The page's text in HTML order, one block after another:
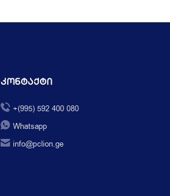
Კონტაქტი
+(995) 592 400 080
Whatsapp
info@pclion.ge